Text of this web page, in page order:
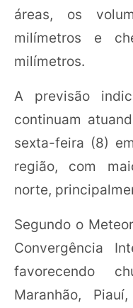
áreas, os
milímetros e
milímetros.
A previsão
continuam
sexta-feira (8)
região, com
norte,
Segundo o
Convergência
favorecendo
Maranhão,